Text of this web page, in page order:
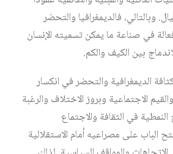
وبالتالي، فالديمغرافيا والتحضر
في صناعة ما يمكن تسميته الإنسان
بين الكيف والكم.
الديمغرافية والتحضر في انكسار
الاجتماعية وبروز الاختلاف والرغبة
النمطية في الثقافة والاجتماع
الباب على مصراعيه أمام الاستقلالية